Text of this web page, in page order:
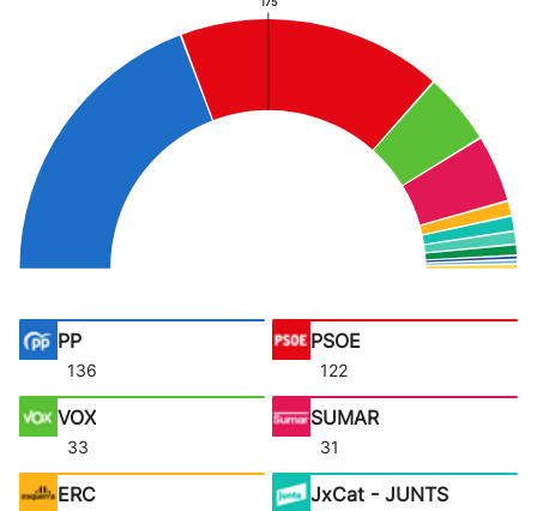
PP
136
PSOE
122
VOX
33
SUMAR
31
ERC JxCat - JUNTS